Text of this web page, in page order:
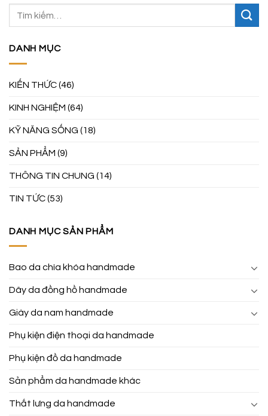
DANH MỤC
KIẾN THỨC(46)
KINH NGHIỆM (64)
KỸ NĂNG SỐNG (18)
SẢN PHẨM (9)
THÔNG TIN CHUNG (14)
TIN TỨC(53)
DANH MỤC SẢN PHẨM
Bao da chìa khóa handmade
Dây da đồng hồ handmade
Giày da nam handmade
Phụ kiện điện thoại da handmade
Phụ kiện đồ da handmade
Sản phẩm da handmade khác
Thắt lưng da handmade